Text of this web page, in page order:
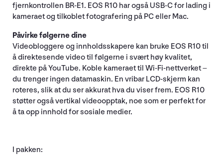
fjernkontrollen BR-E1. EOS R10 har også USB-C for lading i
kameraet og tilkoblet fotografering på PC eller Mac.
Påvirke følgerne dine
Videobloggere og innholdsskapere kan bruke EOS R10 til
å direktesende video til følgerne i svært høy kvalitet,
direkte på YouTube. Koble kameraet til Wi-Fi-nettverket –
du trenger ingen datamaskin. En vribar LCD-skjerm kan
roteres, slik at du ser akkurat hva du viser frem. EOS R10
støtter også vertikal videoopptak, noe som er perfekt for
å ta opp innhold for sosiale medier.
I pakken: